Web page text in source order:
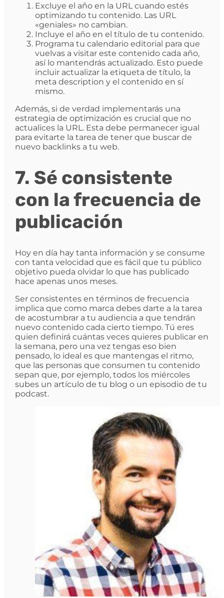
Excluye el año en la URL cuando estés
optimizando tu contenido. Las URL
«geniales» no cambian.
Incluye el año en el título de tu contenido.
Programa tu calendario editorial para que
vuelvas a visitar este contenido cada año,
así lo mantendrás actualizado. Esto puede
incluir actualizar la etiqueta de título, la
meta description y el contenido en sí
mismo.
Además, si de verdad implementarás una
estrategia de optimización es crucial que no
actualices la URL. Esta debe permanecer igual
para evitarte la tarea de tener que buscar de
nuevo backlinks a tu web.
7. Sé consistente
con la frecuencia de
publicación
Hoy en día hay tanta información y se consume
con tanta velocidad que es fácil que tu público
objetivo pueda olvidar lo que has publicado
hace apenas unos meses.
Ser consistentes en términos de frecuencia
implica que como marca debes darte a la tarea
de acostumbrar a tu audiencia a que tendrán
nuevo contenido cada cierto tiempo. Tú eres
quien definirá cuántas veces quieres publicar en
la semana, pero una vez tengas eso bien
pensado, lo ideal es que mantengas el ritmo,
que las personas que consumen tu contenido
sepan que, por ejemplo, todos los miércoles
subes un artículo de tu blog o un episodio de tu
podcast.